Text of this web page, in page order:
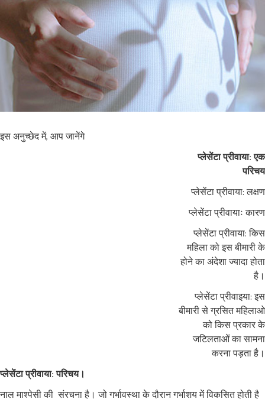
इस अनुच्छेद में, आप जानेंगे
प्लेसेंटा प्रीवाया: एक
परिचय
प्लेसेंटा प्रीवाया: लक्षण
प्लेसेंटा प्रीवायाः कारण
प्लेसेंटा प्रीवाया: किस
महिला को इस बीमारी के
होने का अंदेशा ज्यादा होता
है।
प्लेसेंटा प्रीवाइया: इस
बीमारी से ग्रसित महिलाओ
को किस प्रकार के
जटिलताओं का सामना
करना पड़ता है।
प्लेसेंटा प्रीवाया: परिचय।
नाल माश्पेसी की संरचना है। जो गर्भावस्था के दौरान गर्भाशय में विकसित होती है